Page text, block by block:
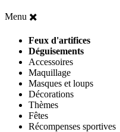
Menu ✖️
Feux d'artifices
Déguisements
Accessoires
Maquillage
Masques et loups
Décorations
Thèmes
Fêtes
Récompenses sportives